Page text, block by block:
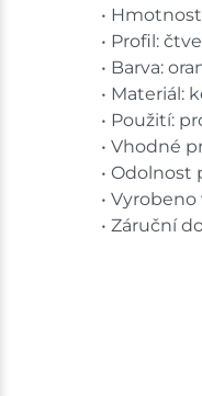
•
• Profil:
• Barva:
• Materiál:
• Použití:
• Vhodné
• Odolnost
• Vyrobeno
• Záruční